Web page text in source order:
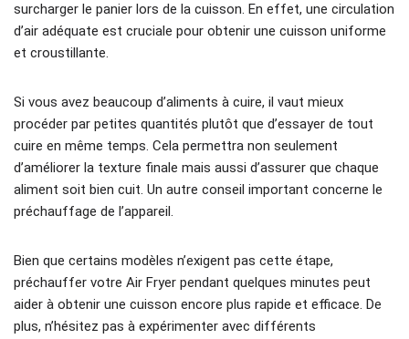
surcharger le panier lors de la cuisson. En effet, une circulation
d’air adéquate est cruciale pour obtenir une cuisson uniforme
et croustillante.
Si vous avez beaucoup d’aliments à cuire, il vaut mieux
procéder par petites quantités plutôt que d’essayer de tout
cuire en même temps. Cela permettra non seulement
d’améliorer la texture finale mais aussi d’assurer que chaque
aliment soit bien cuit. Un autre conseil important concerne le
préchauffage de l’appareil.
Bien que certains modèles n’exigent pas cette étape,
préchauffer votre Air Fryer pendant quelques minutes peut
aider à obtenir une cuisson encore plus rapide et efficace. De
plus, n’hésitez pas à expérimenter avec différents